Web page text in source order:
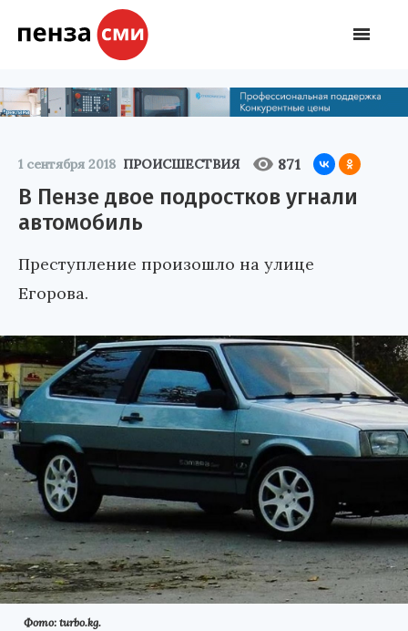
1 сентября 2018 ПРОИСШЕСТВИЯ 871
В Пензе двое подростков угнали
автомобиль
Преступление произошло на улице
Егорова.
Фото: turbo.kg.